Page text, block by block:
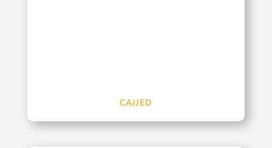
CAJJED